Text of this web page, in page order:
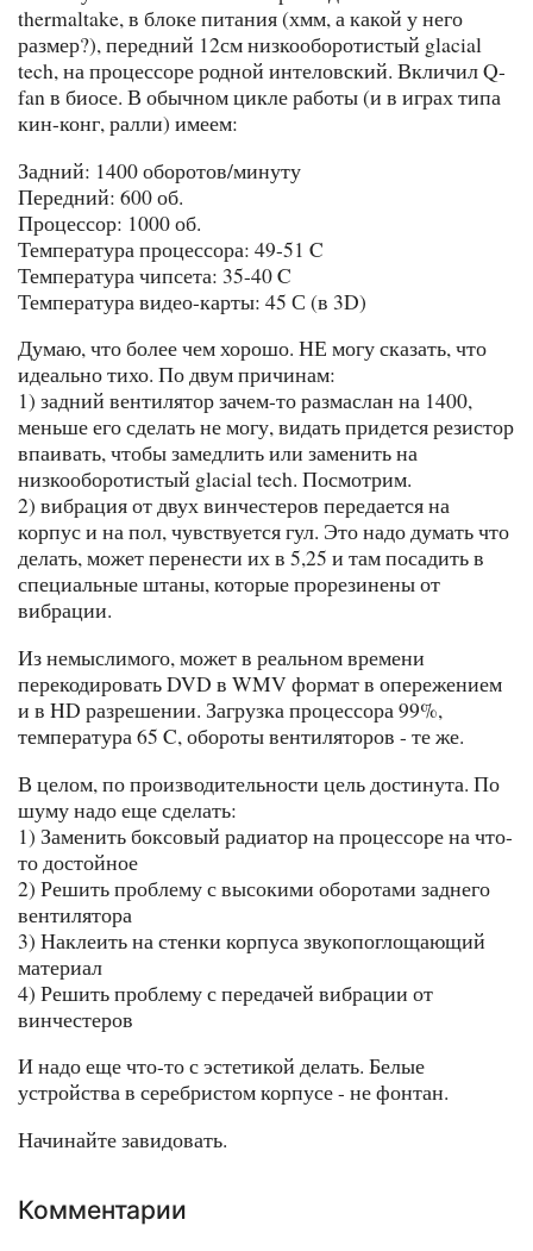
thermaltake, в блоке питания (хмм, а какой у него
размер?), передний 12см низкооборотистый glacial
tech, на процессоре родной интеловский. Вкличил Q-
fan в биосе. В обычном цикле работы (и в играх типа
кин-конг, ралли) имеем:
Задний: 1400 оборотов/минуту
Передний: 600 об.
Процессор: 1000 об.
Температура процессора: 49-51 C
Температура чипсета: 35-40 C
Температура видео-карты: 45 С (в 3D)
Думаю, что более чем хорошо. НЕ могу сказать, что
идеально тихо. По двум причинам:
1) задний вентилятор зачем-то размаслан на 1400,
меньше его сделать не могу, видать придется резистор
впаивать, чтобы замедлить или заменить на
низкооборотистый glacial tech. Посмотрим.
2) вибрация от двух винчестеров передается на
корпус и на пол, чувствуется гул. Это надо думать что
делать, может перенести их в 5,25 и там посадить в
специальные штаны, которые прорезинены от
вибрации.
Из немыслимого, может в реальном времени
перекодировать DVD в WMV формат в опережением
и в HD разрешении. Загрузка процессора 99%,
температура 65 C, обороты вентиляторов - те же.
В целом, по производительности цель достинута. По
шуму надо еще сделать:
1) Заменить боксовый радиатор на процессоре на что-
то достойное
2) Решить проблему с высокими оборотами заднего
вентилятора
3) Наклеить на стенки корпуса звукопоглощающий
материал
4) Решить проблему с передачей вибрации от
винчестеров
И надо еще что-то с эстетикой делать. Белые
устройства в серебристом корпусе - не фонтан.
Начинайте завидовать.
Комментарии